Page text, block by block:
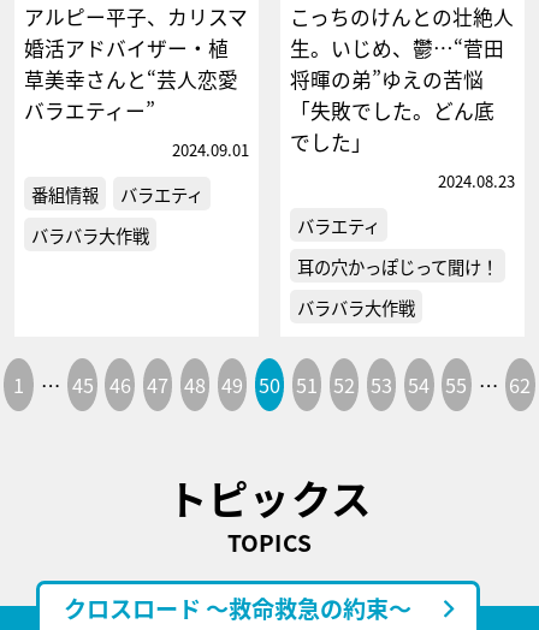
アルピー平子、カリスマ
婚活アドバイザー・植
草美幸さんと“芸人恋愛
バラエティー”
2024.09.01
番組情報
バラエティ
バラバラ大作戦
こっちのけんとの壮絶人
生。いじめ、鬱…“菅田
将暉の弟”ゆえの苦悩
「失敗でした。どん底
でした」
2024.08.23
バラエティ
耳の穴かっぽじって聞け！
バラバラ大作戦
1 … 45 46 47 48 49 50 51 52 53 54 55 … 62
トピックス
TOPICS
クロスロード ～救命救急の約束～